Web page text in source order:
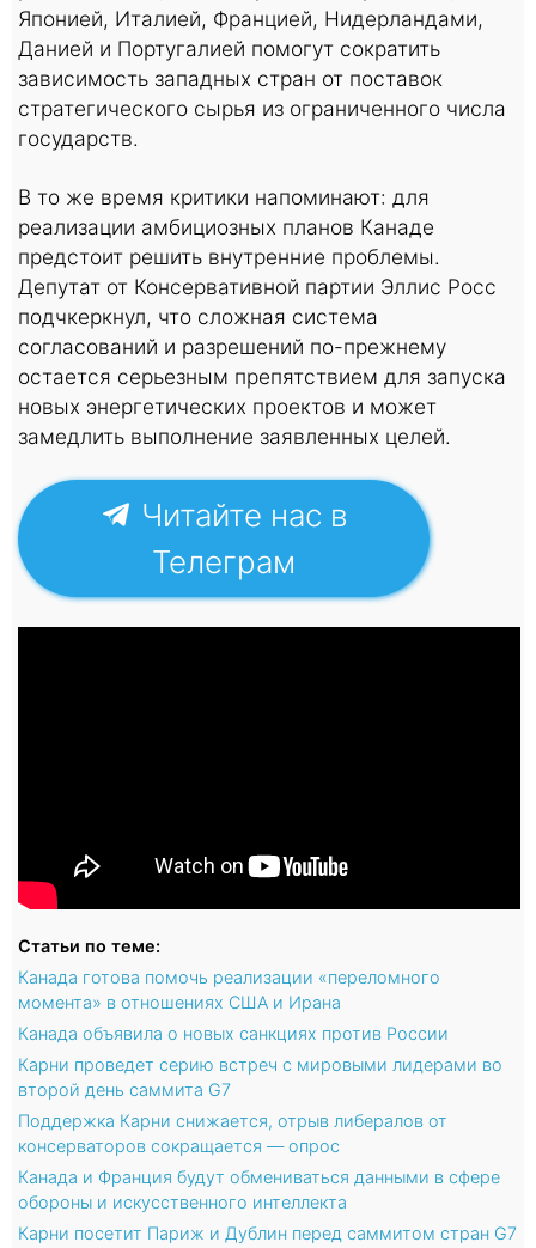
Японией, Италией, Францией, Нидерландами,
Данией и Португалией помогут сократить
зависимость западных стран от поставок
стратегического сырья из ограниченного числа
государств.
В то же время критики напоминают: для
реализации амбициозных планов Канаде
предстоит решить внутренние проблемы.
Депутат от Консервативной партии Эллис Росс
подчкеркнул, что сложная система
согласований и разрешений по-прежнему
остается серьезным препятствием для запуска
новых энергетических проектов и может
замедлить выполнение заявленных целей.
Читайте нас в
Телеграм
Статьи по теме:
Канада готова помочь реализации «переломного
момента» в отношениях США и Ирана
Канада объявила о новых санкциях против России
Карни проведет серию встреч с мировыми лидерами во
второй день саммита G7
Поддержка Карни снижается, отрыв либералов от
консерваторов сокращается — опрос
Канада и Франция будут обмениваться данными в сфере
обороны и искусственного интеллекта
Карни посетит Париж и Дублин перед саммитом стран G7